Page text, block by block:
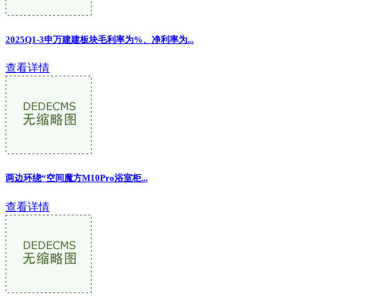
2025Q1-3申万建建板块毛利率为%、净利率为...
查看详情
两边环绕“空间魔方M10Pro浴室柜...
查看详情